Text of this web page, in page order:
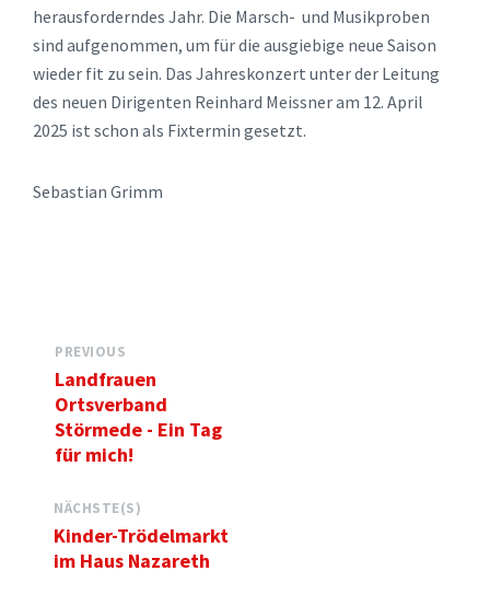
herausforderndes Jahr. Die Marsch- und Musikproben
sind aufgenommen, um für die ausgiebige neue Saison
wieder fit zu sein. Das Jahreskonzert unter der Leitung
des neuen Dirigenten Reinhard Meissner am 12. April
2025 ist schon als Fixtermin gesetzt.
Sebastian Grimm
PREVIOUS
Landfrauen
Ortsverband
Störmede - Ein Tag
für mich!
NÄCHSTE(S)
Kinder-Trödelmarkt
im Haus Nazareth